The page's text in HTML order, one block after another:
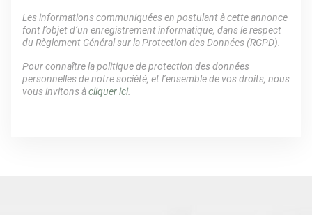
Les informations communiquées en postulant à cette annonce
font l’objet d’un enregistrement informatique, dans le respect
du Règlement Général sur la Protection des Données (RGPD).
Pour connaître la politique de protection des données
personnelles de notre société, et l’ensemble de vos droits, nous
vous invitons àcliquer ici.